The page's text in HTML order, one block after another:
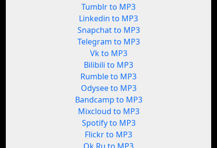
Tumblr to MP3
Linkedin to MP3
Snapchat to MP3
Telegram to MP3
Vk to MP3
Bilibili to MP3
Rumble to MP3
Odysee to MP3
Bandcamp to MP3
Mixcloud to MP3
Spotify to MP3
Flickr to MP3